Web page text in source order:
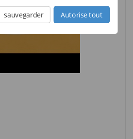
sauvegarder Autorise tout